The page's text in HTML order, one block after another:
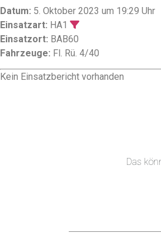
Datum: 5. Oktober 2023 um 19:29 Uhr
Einsatzart: HA1
Einsatzort: BAB60
Fahrzeuge: Fl. Rü. 4/40
Kein Einsatzbericht vorhanden
Das